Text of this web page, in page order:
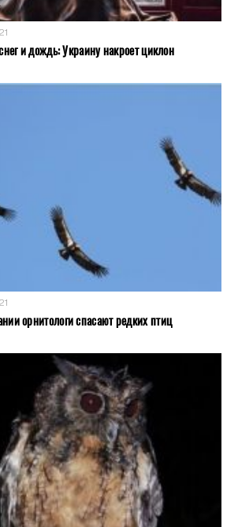
и дождь: Украину накроет циклон
орнитологи спасают редких птиц